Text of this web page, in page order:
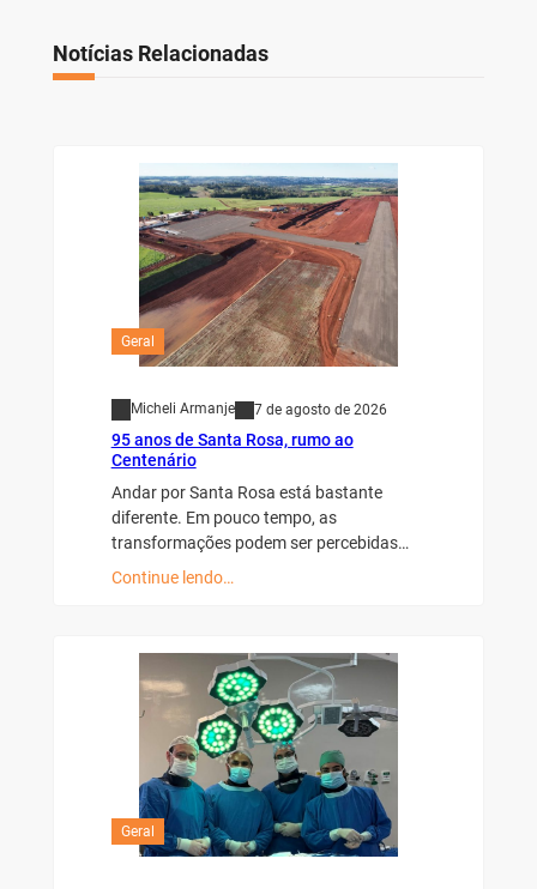
Notícias Relacionadas
Geral
Micheli Armanje 7 de agosto de 2026
95 anos de Santa Rosa, rumo ao
Centenário
Andar por Santa Rosa está bastante
diferente. Em pouco tempo, as
transformações podem ser percebidas…
Continue lendo…
Geral